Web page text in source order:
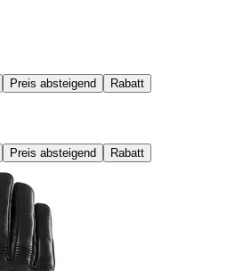
Preis absteigend Rabatt
Preis absteigend Rabatt